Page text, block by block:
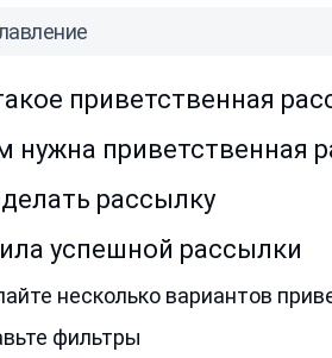
приветственная
нужна приветственная
рассылку
успешной рассылки
несколько вариантов
фильтры